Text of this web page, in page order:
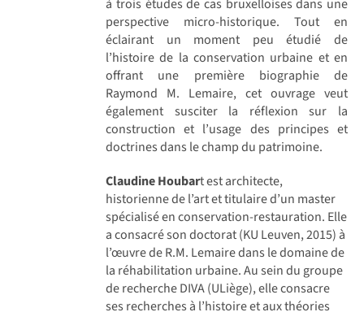
à trois études de cas bruxelloises dans une
perspective micro-historique. Tout en
éclairant un moment peu étudié de
l’histoire de la conservation urbaine et en
offrant une première biographie de
Raymond M. Lemaire, cet ouvrage veut
également susciter la réflexion sur la
construction et l’usage des principes et
doctrines dans le champ du patrimoine.
Claudine Houbart est architecte,
historienne de l’art et titulaire d’un master
spécialisé en conservation-restauration. Elle
a consacré son doctorat (KU Leuven, 2015) à
l’œuvre de R.M. Lemaire dans le domaine de
la réhabilitation urbaine. Au sein du groupe
de recherche DIVA (ULiège), elle consacre
ses recherches à l’histoire et aux théories